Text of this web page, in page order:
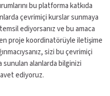
bu platforma katkıda
çevrimiçi kurslar sunmaya
ediyorsanız ve bu amaca
proje koordinatörüyle iletişime
sizi bu çevrimiçi
sunulan alanlarda bilginizi
ediyoruz.